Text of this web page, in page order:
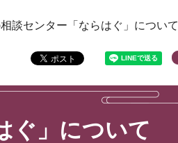
談センター「ならはぐ」について
ぐ」について